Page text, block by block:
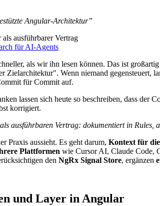
Angular-Architektur”
ausführbarer Vertrag
für AI-Agents
als wir ihn lesen können. Das ist
Zielarchitektur". Wenn niemand
für Commit auf.
lassen sich heute so beschreiben, dass der
korrigiert.
ausführbaren Vertrag: dokumentiert in
Praxis aussieht. Es geht darum, Kontext für
Plattformen wie Cursor AI, Claude Code,
den NgRx Signal Store, ergänzen
und Layer in Angular